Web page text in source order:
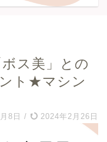
ス美」との
ト★マシン
8日 / 2024年2月26日